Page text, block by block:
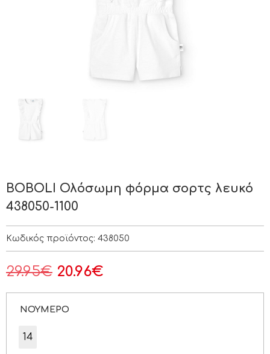
BOBOLI Ολόσωμη φόρμα σορτς λευκό
438050-1100
Κωδικός προϊόντος: 438050
29.95€ 20.96€
ΝΟΥΜΕΡΟ
14